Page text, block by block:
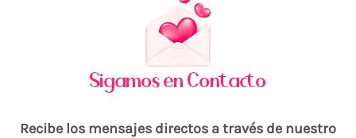
Recibe los mensajes directos a través de nuestro